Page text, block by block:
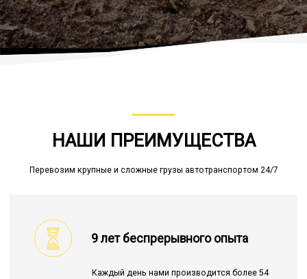
НАШИ ПРЕИМУЩЕСТВА
Перевозим крупные и сложные грузы автотранспортом 24/7
9 лет беспрерывного опыта
Каждый день нами производится более 54